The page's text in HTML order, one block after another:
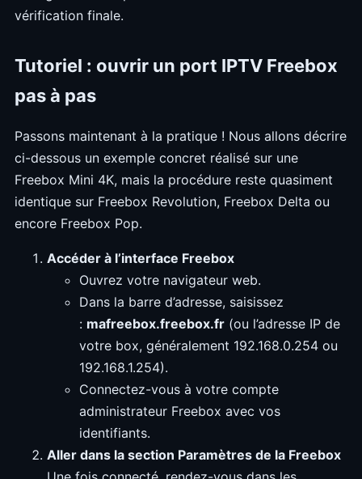
vérification finale.
Tutoriel : ouvrir un port IPTV Freebox
pas à pas
Passons maintenant à la pratique ! Nous allons décrire
ci-dessous un exemple concret réalisé sur une
Freebox Mini 4K, mais la procédure reste quasiment
identique sur Freebox Revolution, Freebox Delta ou
encore Freebox Pop.
Accéder à l’interface Freebox
Ouvrez votre navigateur web.
Dans la barre d’adresse, saisissez
: mafreebox.freebox.fr (ou l’adresse IP de
votre box, généralement 192.168.0.254 ou
192.168.1.254).
Connectez-vous à votre compte
administrateur Freebox avec vos
identifiants.
Aller dans la section Paramètres de la Freebox